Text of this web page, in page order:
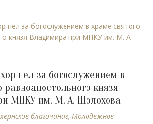
пел за богослужением в
равноапостольного князя
МПКУ им. М. А. Шолохова
благочиние,Молодёжное